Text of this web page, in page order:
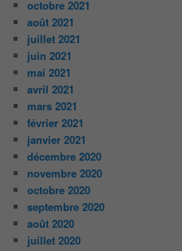
octobre 2021
août 2021
juillet 2021
juin 2021
mai 2021
avril 2021
mars 2021
février 2021
janvier 2021
décembre 2020
novembre 2020
octobre 2020
septembre 2020
août 2020
juillet 2020